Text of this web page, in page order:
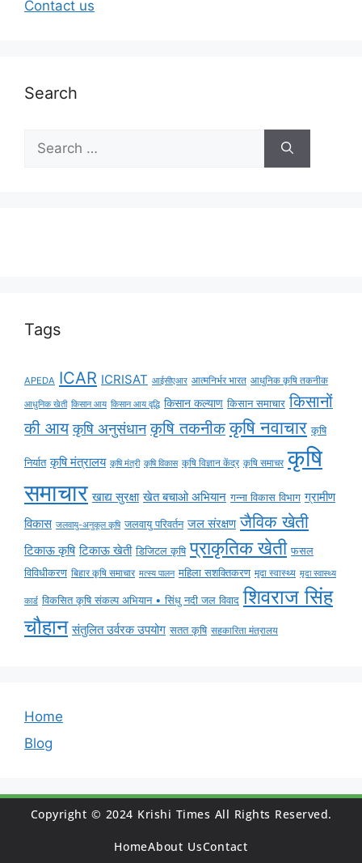
Contact us
Search
Tags
APEDA ICAR ICRISAT आईसीएआर आत्मनिर्भर भारत आधुनिक कृषि तकनीक
आधुनिक खेती किसान आय किसान आय वृद्धि किसान कल्याण किसान समाचार किसानों
की आय कृषि अनुसंधान कृषि तकनीक कृषि नवाचार कृषि
निर्यात कृषि मंत्रालय कृषि मंत्री कृषि विकास कृषि विज्ञान केंद्र कृषि समाचर कृषि
समाचार खाद्य सुरक्षा खेत बचाओ अभियान गन्ना विकास विभाग ग्रामीण
विकास जलवायु-अनुकूल कृषि जलवायु परिवर्तन जल संरक्षण जैविक खेती
टिकाऊ कृषि टिकाऊ खेती डिजिटल कृषि प्राकृतिक खेती फसल
विविधीकरण बिहार कृषि समाचार मत्स्य पालन महिला सशक्तिकरण मृदा स्वास्थ्य मृदा स्वास्थ्य
कार्ड विकसित कृषि संकल्प अभियान • सिंधु नदी जल विवाद शिवराज सिंह
चौहान संतुलित उर्वरक उपयोग सतत कृषि सहकारिता मंत्रालय
Home
Blog
Copyright © 2024 Krishi Times All Rights Reserved.
HomeAbout UsContact